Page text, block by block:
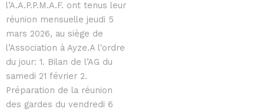
l’A.A.P.P.M.A.F. ont tenus leur
réunion mensuelle jeudi 5
mars 2026, au siège de
l’Association à Ayze.A l'ordre
du jour: 1. Bilan de l’AG du
samedi 21 février 2.
Préparation de la réunion
des gardes du vendredi 6